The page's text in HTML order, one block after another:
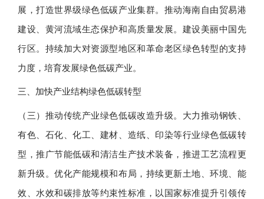
展，打造世界级绿色低碳产业集群。推动海南自由贸易港
建设、黄河流域生态保护和高质量发展。建设美丽中国先
行区。持续加大对资源型地区和革命老区绿色转型的支持
力度，培育发展绿色低碳产业。
三、加快产业结构绿色低碳转型
（三）推动传统产业绿色低碳改造升级。大力推动钢铁、
有色、石化、化工、建材、造纸、印染等行业绿色低碳转
型，推广节能低碳和清洁生产技术装备，推进工艺流程更
新升级。优化产能规模和布局，持续更新土地、环境、能
效、水效和碳排放等约束性标准，以国家标准提升引领传